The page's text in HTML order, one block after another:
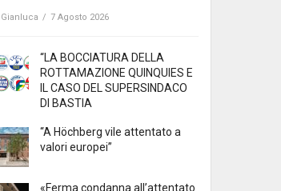
Gianluca / 7 Agosto 2026
“LA BOCCIATURA DELLA
ROTTAMAZIONE QUINQUIES E
IL CASO DEL SUPERSINDACO
DI BASTIA
“A Höchberg vile attentato a
valori europei”
«Ferma condanna all’attentato